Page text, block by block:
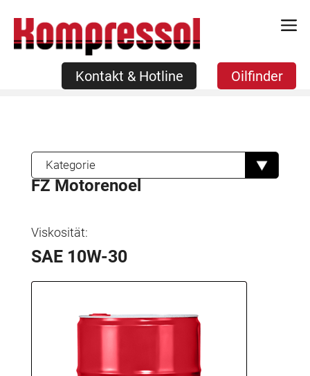
Inhalt
springen
Oilfinder
Kontakt & Hotline Oilfinder
Kategorie
FZ Motorenoel
Viskosität:
SAE 10W-30